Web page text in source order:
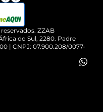
ZZAB
do Sul, 2280. Padre
| CNPJ: 07.900.208/0077-